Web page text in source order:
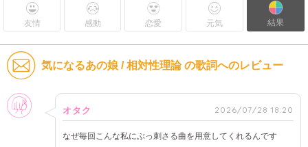
友情 感動 恋愛 元気 結果
気になるあの娘 / 相対性理論 の歌詞へのレビュー
女性
オタク 2026/07/28 18:20
なぜ毎回こんな私にぶっ刺さる曲を用意してくれるんです